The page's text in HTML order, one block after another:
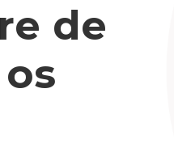
de